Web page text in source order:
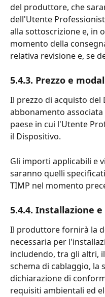
del produttore, che
dell'Utente
alla sottoscrizione e, in
momento della
relativa revisione e, se
5.4.3. Prezzo e
Il prezzo di acquisto del
abbonamento
paese in cui l'Utente
il Dispositivo.
Gli importi applicabili e
saranno quelli
TIMP nel momento
5.4.4. Installazione
Il produttore fornirà la
necessaria per
includendo, tra gli altri,
schema di cablaggio, la
dichiarazione di
requisiti ambientali ed